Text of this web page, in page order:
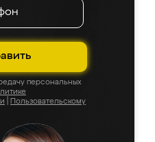
персональных
Пользовательскому